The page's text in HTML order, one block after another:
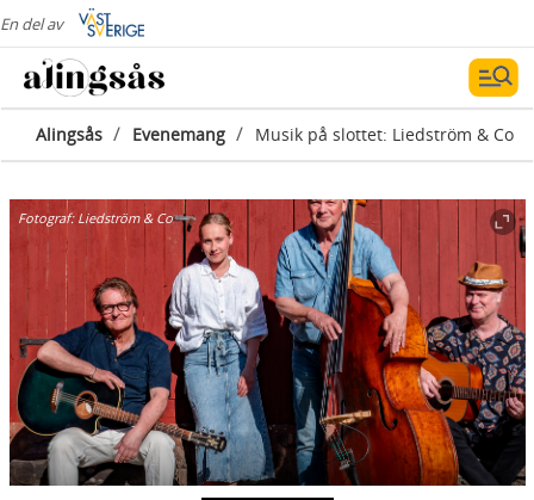
En del av
Alingsås / Evenemang / Musik på slottet: Liedström & Co
Fotograf: Liedström & Co